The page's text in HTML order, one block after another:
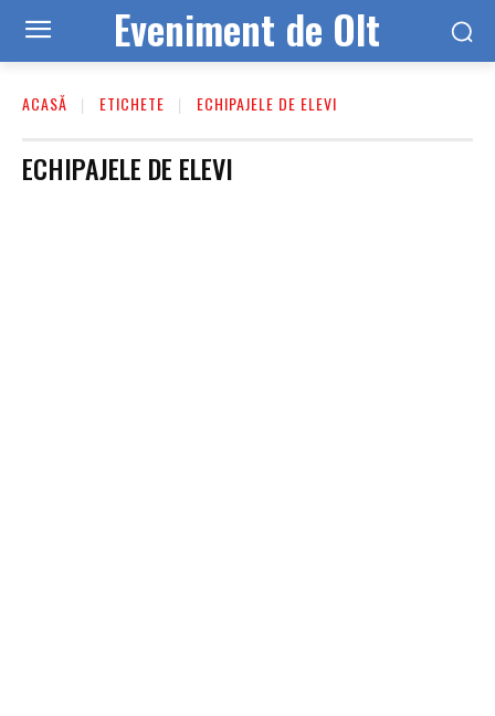
Eveniment de Olt
ACASĂ ETICHETE ECHIPAJELE DE ELEVI
ECHIPAJELE DE ELEVI